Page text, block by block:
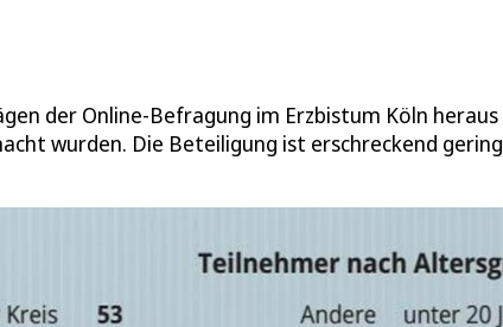
der Online-Befragung im Erzbistum Köln heraus
wurden. Die Beteiligung ist erschreckend gering